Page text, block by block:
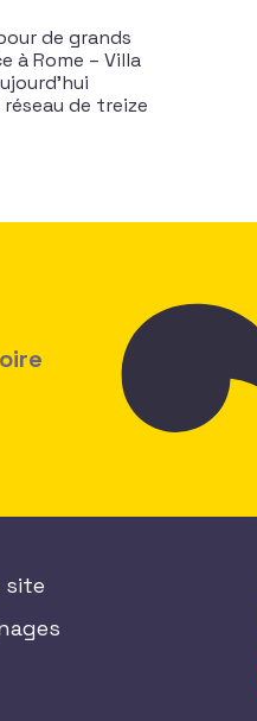
de grands
à Rome – Villa
de treize
site